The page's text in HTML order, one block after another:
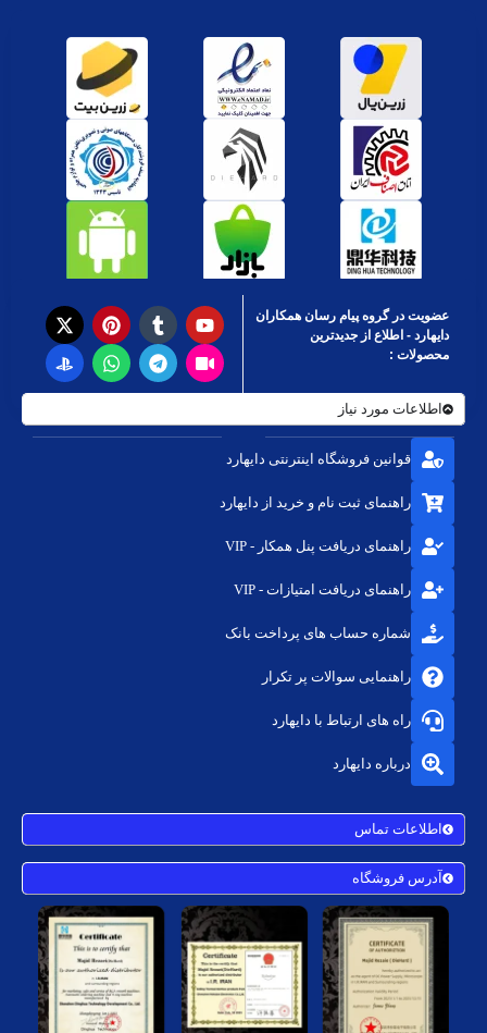
عضویت در گروه پیام رسان همکاران
دایهارد - اطلاع از جدیدترین
محصولات :
اطلاعات مورد نیاز
قوانین فروشگاه اینترنتی دایهارد
راهنمای ثبت نام و خرید از دایهارد
راهنمای دریافت پنل همکار - VIP
راهنمای دریافت امتیازات - VIP
شماره حساب های پرداخت بانک
راهنمایی سوالات پر تکرار
راه های ارتباط با دایهارد
درباره دایهارد
اطلاعات تماس
آدرس فروشگاه